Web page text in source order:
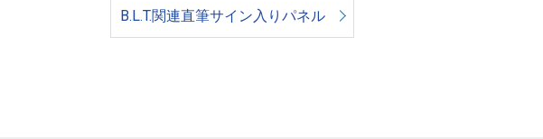
B.L.T.関連直筆サイン入りパネル